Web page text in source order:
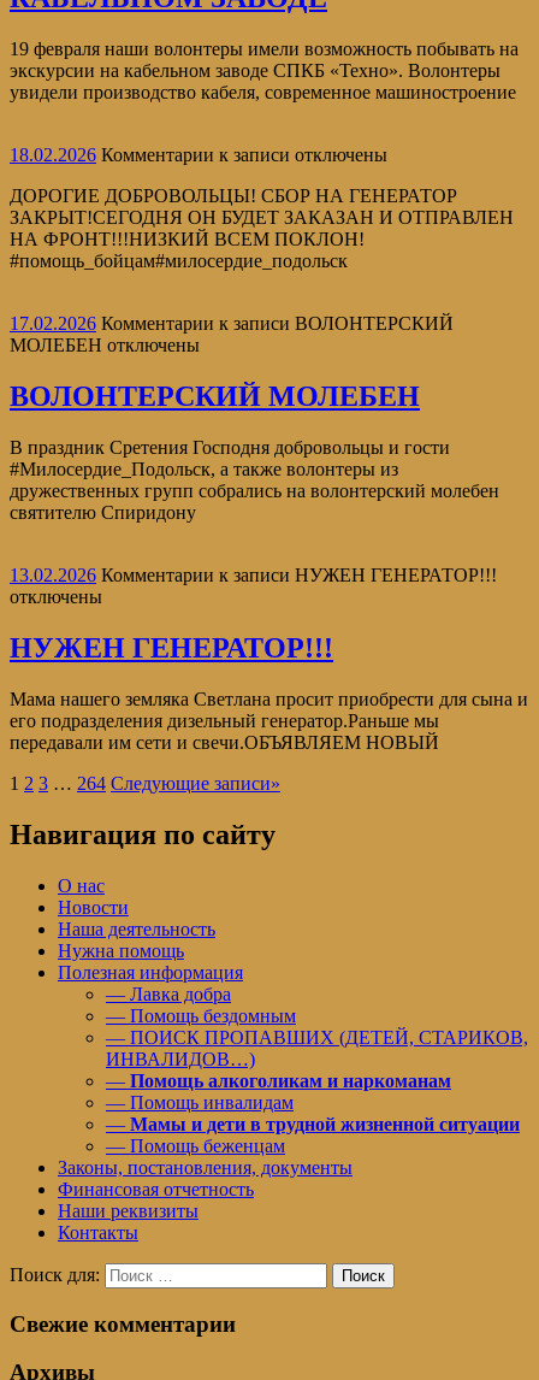
19 февраля наши волонтеры имели возможность побывать на
экскурсии на кабельном заводе СПКБ «Техно». Волонтеры
увидели производство кабеля, современное машиностроение
18.02.2026 Комментарии к записи отключены
ДОРОГИЕ ДОБРОВОЛЬЦЫ! СБОР НА ГЕНЕРАТОР
ЗАКРЫТ!СЕГОДНЯ ОН БУДЕТ ЗАКАЗАН И ОТПРАВЛЕН
НА ФРОНТ!!!НИЗКИЙ ВСЕМ ПОКЛОН!
#помощь_бойцам#милосердие_подольск
17.02.2026 Комментарии к записи ВОЛОНТЕРСКИЙ
МОЛЕБЕН отключены
ВОЛОНТЕРСКИЙ МОЛЕБЕН
В праздник Сретения Господня добровольцы и гости
#Милосердие_Подольск, а также волонтеры из
дружественных групп собрались на волонтерский молебен
святителю Спиридону
13.02.2026 Комментарии к записи НУЖЕН ГЕНЕРАТОР!!!
отключены
НУЖЕН ГЕНЕРАТОР!!!
Мама нашего земляка Светлана просит приобрести для сына и
его подразделения дизельный генератор.Раньше мы
передавали им сети и свечи.ОБЪЯВЛЯЕМ НОВЫЙ
1 2 3 … 264 Следующие записи»
Навигация по сайту
О нас
Новости
Наша деятельность
Нужна помощь
Полезная информация
— Лавка добра
— Помощь бездомным
— ПОИСК ПРОПАВШИХ (ДЕТЕЙ, СТАРИКОВ,
ИНВАЛИДОВ…)
— Помощь алкоголикам и наркоманам
— Помощь инвалидам
— Мамы и дети в трудной жизненной ситуации
— Помощь беженцам
Законы, постановления, документы
Финансовая отчетность
Наши реквизиты
Контакты
Поиск для: Поиск
Свежие комментарии
Архивы